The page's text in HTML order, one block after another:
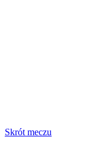
Skrót meczu